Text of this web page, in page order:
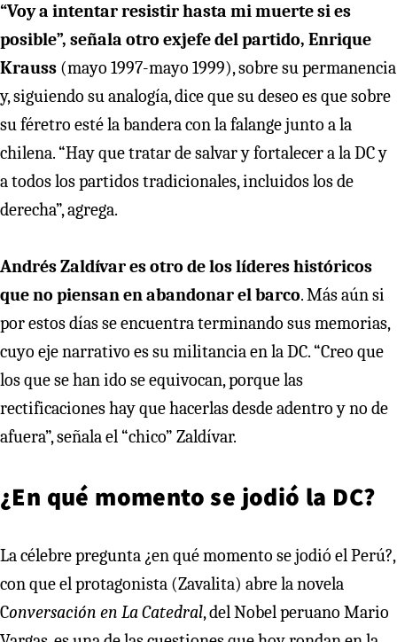
“Voy a intentar resistir hasta mi muerte si es
posible”, señala otro exjefe del partido, Enrique
Krauss (mayo 1997-mayo 1999), sobre su permanencia
y, siguiendo su analogía, dice que su deseo es que sobre
su féretro esté la bandera con la falange junto a la
chilena. “Hay que tratar de salvar y fortalecer a la DC y
a todos los partidos tradicionales, incluidos los de
derecha”, agrega.
Andrés Zaldívar es otro de los líderes históricos
que no piensan en abandonar el barco. Más aún si
por estos días se encuentra terminando sus memorias,
cuyo eje narrativo es su militancia en la DC. “Creo que
los que se han ido se equivocan, porque las
rectificaciones hay que hacerlas desde adentro y no de
afuera”, señala el “chico” Zaldívar.
¿En qué momento se jodió la DC?
La célebre pregunta ¿en qué momento se jodió el Perú?,
con que el protagonista (Zavalita) abre la novela
Conversación en La Catedral, del Nobel peruano Mario